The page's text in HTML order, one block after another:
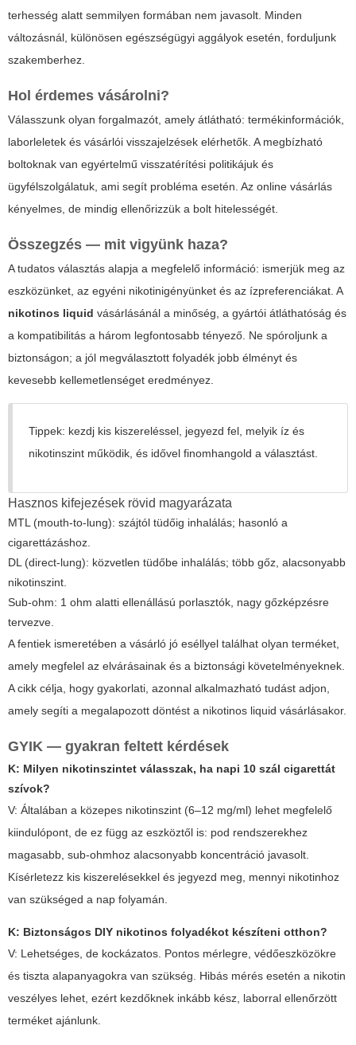
terhesség alatt semmilyen formában nem javasolt. Minden
változásnál, különösen egészségügyi aggályok esetén, forduljunk
szakemberhez.
Hol érdemes vásárolni?
Válasszunk olyan forgalmazót, amely átlátható: termékinformációk,
laborleletek és vásárlói visszajelzések elérhetők. A megbízható
boltoknak van egyértelmű visszatérítési politikájuk és
ügyfélszolgálatuk, ami segít probléma esetén. Az online vásárlás
kényelmes, de mindig ellenőrizzük a bolt hitelességét.
Összegzés — mit vigyünk haza?
A tudatos választás alapja a megfelelő információ: ismerjük meg az
eszközünket, az egyéni nikotinigényünket és az ízpreferenciákat. A
nikotinos liquid vásárlásánál a minőség, a gyártói átláthatóság és
a kompatibilitás a három legfontosabb tényező. Ne spóroljunk a
biztonságon; a jól megválasztott folyadék jobb élményt és
kevesebb kellemetlenséget eredményez.
Tippek: kezdj kis kiszereléssel, jegyezd fel, melyik íz és
nikotinszint működik, és idővel finomhangold a választást.
Hasznos kifejezések rövid magyarázata
MTL (mouth-to-lung): szájtól tüdőig inhalálás; hasonló a
cigarettázáshoz.
DL (direct-lung): közvetlen tüdőbe inhalálás; több gőz, alacsonyabb
nikotinszint.
Sub-ohm: 1 ohm alatti ellenállású porlasztók, nagy gőzképzésre
tervezve.
A fentiek ismeretében a vásárló jó eséllyel találhat olyan terméket,
amely megfelel az elvárásainak és a biztonsági követelményeknek.
A cikk célja, hogy gyakorlati, azonnal alkalmazható tudást adjon,
amely segíti a megalapozott döntést a nikotinos liquid vásárlásakor.
GYIK — gyakran feltett kérdések
K: Milyen nikotinszintet válasszak, ha napi 10 szál cigarettát
szívok?
V: Általában a közepes nikotinszint (6–12 mg/ml) lehet megfelelő
kiindulópont, de ez függ az eszköztől is: pod rendszerekhez
magasabb, sub-ohmhoz alacsonyabb koncentráció javasolt.
Kísérletezz kis kiszerelésekkel és jegyezd meg, mennyi nikotinhoz
van szükséged a nap folyamán.
K: Biztonságos DIY nikotinos folyadékot készíteni otthon?
V: Lehetséges, de kockázatos. Pontos mérlegre, védőeszközökre
és tiszta alapanyagokra van szükség. Hibás mérés esetén a nikotin
veszélyes lehet, ezért kezdőknek inkább kész, laborral ellenőrzött
terméket ajánlunk.